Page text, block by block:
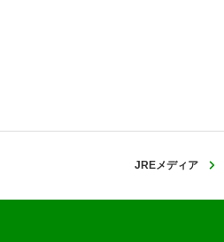
JREメディア